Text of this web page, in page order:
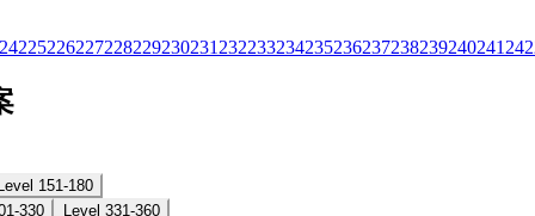
225226227228229230231 232233234235236237238239240241 242
151-180
330
Level 331-360